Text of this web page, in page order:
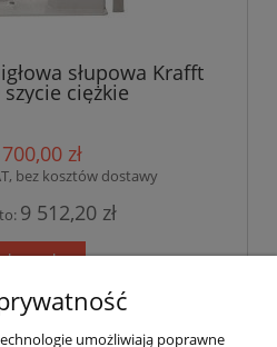
słupowa Krafft
szycie ciężkie
zł
bez kosztów dostawy
9 512,20 zł
koszyka
umożliwiają poprawne